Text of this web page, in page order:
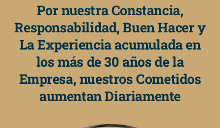
Por nuestra Constancia,
Responsabilidad, Buen Hacer y
La Experiencia acumulada en
los más de 30 años de la
Empresa, nuestros Cometidos
aumentan Diariamente